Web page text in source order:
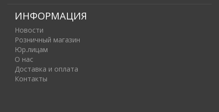
ИНФОРМАЦИЯ
Новости
Розничный магазин
Юр.лицам
О нас
Доставка и оплата
Контакты